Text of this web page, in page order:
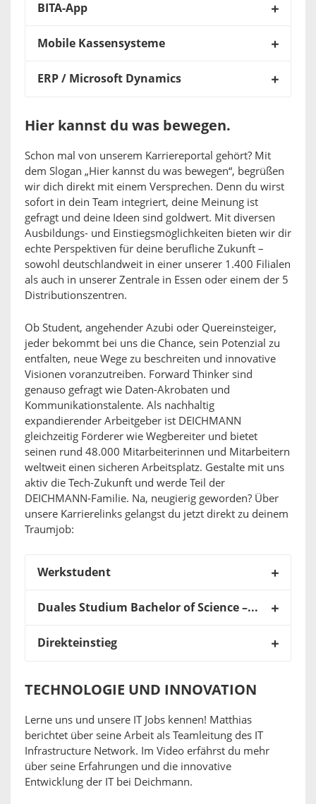
BITA-App
Mobile Kassensysteme
ERP / Microsoft Dynamics
Hier kannst du was bewegen.
Schon mal von unserem Karriereportal gehört? Mit
dem Slogan „Hier kannst du was bewegen“, begrüßen
wir dich direkt mit einem Versprechen. Denn du wirst
sofort in dein Team integriert, deine Meinung ist
gefragt und deine Ideen sind goldwert. Mit diversen
Ausbildungs- und Einstiegsmöglichkeiten bieten wir dir
echte Perspektiven für deine berufliche Zukunft –
sowohl deutschlandweit in einer unserer 1.400 Filialen
als auch in unserer Zentrale in Essen oder einem der 5
Distributionszentren.
Ob Student, angehender Azubi oder Quereinsteiger,
jeder bekommt bei uns die Chance, sein Potenzial zu
entfalten, neue Wege zu beschreiten und innovative
Visionen voranzutreiben. Forward Thinker sind
genauso gefragt wie Daten-Akrobaten und
Kommunikationstalente. Als nachhaltig
expandierender Arbeitgeber ist DEICHMANN
gleichzeitig Förderer wie Wegbereiter und bietet
seinen rund 48.000 Mitarbeiterinnen und Mitarbeitern
weltweit einen sicheren Arbeitsplatz. Gestalte mit uns
aktiv die Tech-Zukunft und werde Teil der
DEICHMANN-Familie. Na, neugierig geworden? Über
unsere Karrierelinks gelangst du jetzt direkt zu deinem
Traumjob:
Werkstudent
Duales Studium Bachelor of Science – Wirtschaftsinformatik (m/w/d)
Direkteinstieg
TECHNOLOGIE UND INNOVATION
Lerne uns und unsere IT Jobs kennen! Matthias
berichtet über seine Arbeit als Teamleitung des IT
Infrastructure Network. Im Video erfährst du mehr
über seine Erfahrungen und die innovative
Entwicklung der IT bei Deichmann.